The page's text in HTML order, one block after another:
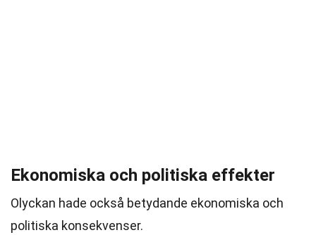
Ekonomiska och politiska effekter
Olyckan hade också betydande ekonomiska och
politiska konsekvenser.